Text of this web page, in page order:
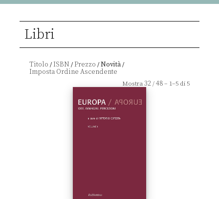
Libri
Titolo /ISBN /Prezzo /Novità/
Mostra32/48– 1–5 di 5